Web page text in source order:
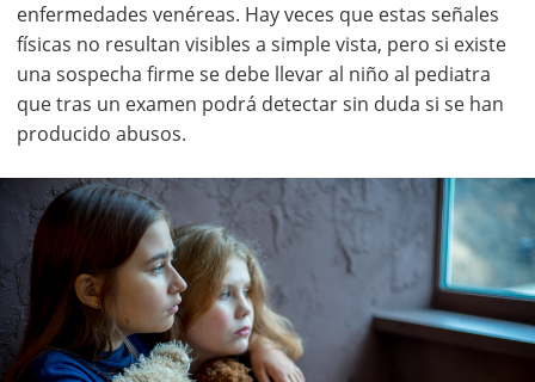
enfermedades venéreas. Hay veces que estas señales
físicas no resultan visibles a simple vista, pero si existe
una sospecha firme se debe llevar al niño al pediatra
que tras un examen podrá detectar sin duda si se han
producido abusos.